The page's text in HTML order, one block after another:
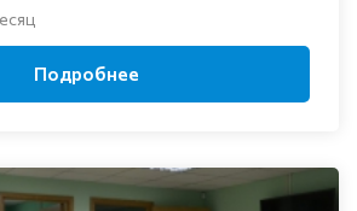
Подробнее